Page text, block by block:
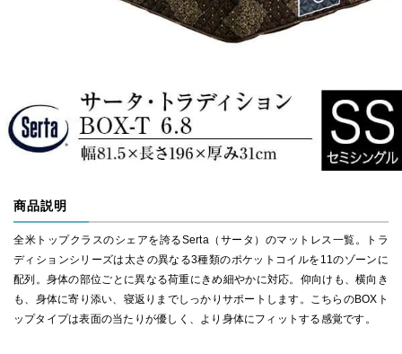
商品説明
全米トップクラスのシェアを誇るSerta（サータ）のマットレス一覧。トラ
ディションシリーズは太さの異なる3種類のポケットコイルを11のゾーンに
配列。身体の部位ごとに異なる荷重にきめ細やかに対応。仰向けも、横向き
も、身体に寄り添い、寝返りまでしっかりサポートします。こちらのBOXト
ップタイプは表面の当たりが優しく、より身体にフィットする感覚です。